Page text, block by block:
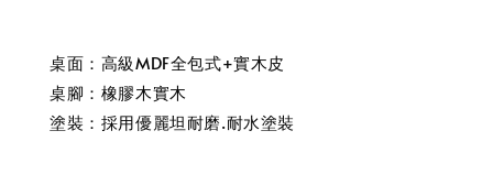
桌面：高級MDF全包式+實木皮
桌腳：橡膠木實木
塗裝：採用優麗坦耐磨.耐水塗裝